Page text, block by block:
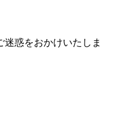
惑をおかけいたしま